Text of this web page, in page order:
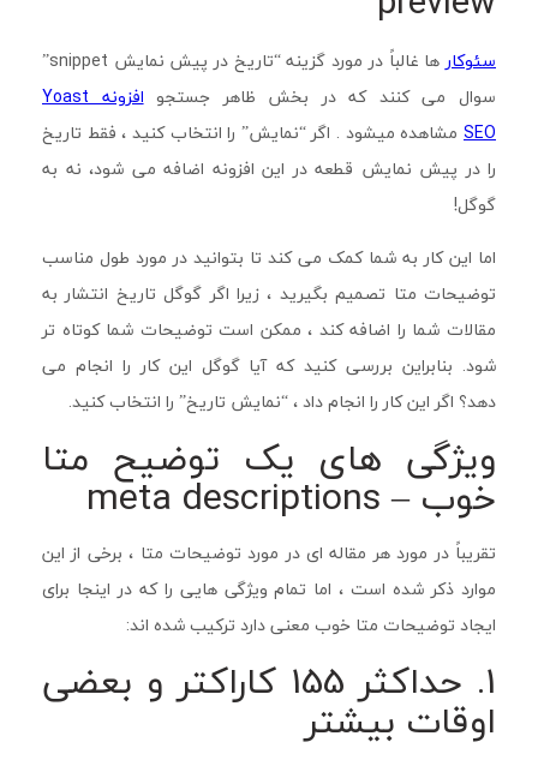
سئوکار
ها غالباً در مورد گزینه “تاریخ در پیش نمایش snippet”
سوال می کنند که در بخش ظاهر جستجو
افزونه Yoast
SEO مشاهده میشود . اگر “نمایش” را انتخاب کنید ، فقط تاریخ
را در پیش نمایش قطعه در این افزونه اضافه می شود، نه به
گوگل!
اما این کار به شما کمک می کند تا بتوانید در مورد طول مناسب
توضیحات متا تصمیم بگیرید ، زیرا اگر گوگل تاریخ انتشار به
مقالات شما را اضافه کند ، ممکن است توضیحات شما کوتاه تر
شود. بنابراین بررسی کنید که آیا گوگل این کار را انجام می
دهد؟ اگر این کار را انجام داد ، “نمایش تاریخ” را انتخاب کنید.
ویژگی های یک توضیح متا
خوب – meta descriptions
تقریباً در مورد هر مقاله ای در مورد توضیحات متا ، برخی از این
موارد ذکر شده است ، اما تمام ویژگی هایی را که در اینجا برای
ایجاد توضیحات متا خوب معنی دارد ترکیب شده اند:
1. حداکثر 155 کاراکتر و بعضی
اوقات بیشتر